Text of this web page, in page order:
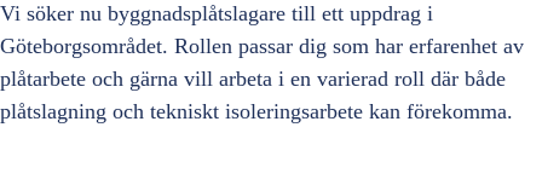
Vi söker nu byggnadsplåtslagare till ett uppdrag i
Göteborgsområdet. Rollen passar dig som har erfarenhet av
plåtarbete och gärna vill arbeta i en varierad roll där både
plåtslagning och tekniskt isoleringsarbete kan förekomma.